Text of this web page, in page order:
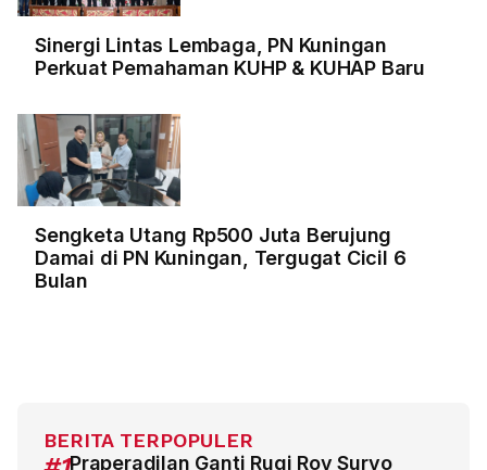
Sinergi Lintas Lembaga, PN Kuningan
Perkuat Pemahaman KUHP & KUHAP Baru
Sengketa Utang Rp500 Juta Berujung
Damai di PN Kuningan, Tergugat Cicil 6
Bulan
BERITA TERPOPULER
Praperadilan Ganti Rugi Roy Suryo